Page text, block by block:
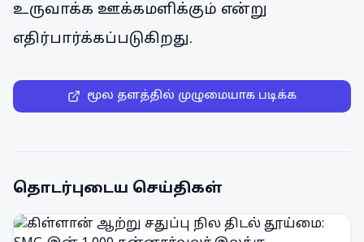
உருவாக்க ஊக்கமளிக்கும் என்று
எதிர்பார்க்கப்படுகிறது.
மூல தளத்தில் முழுமையாக படிக்க
தொடர்புடைய செய்திகள்